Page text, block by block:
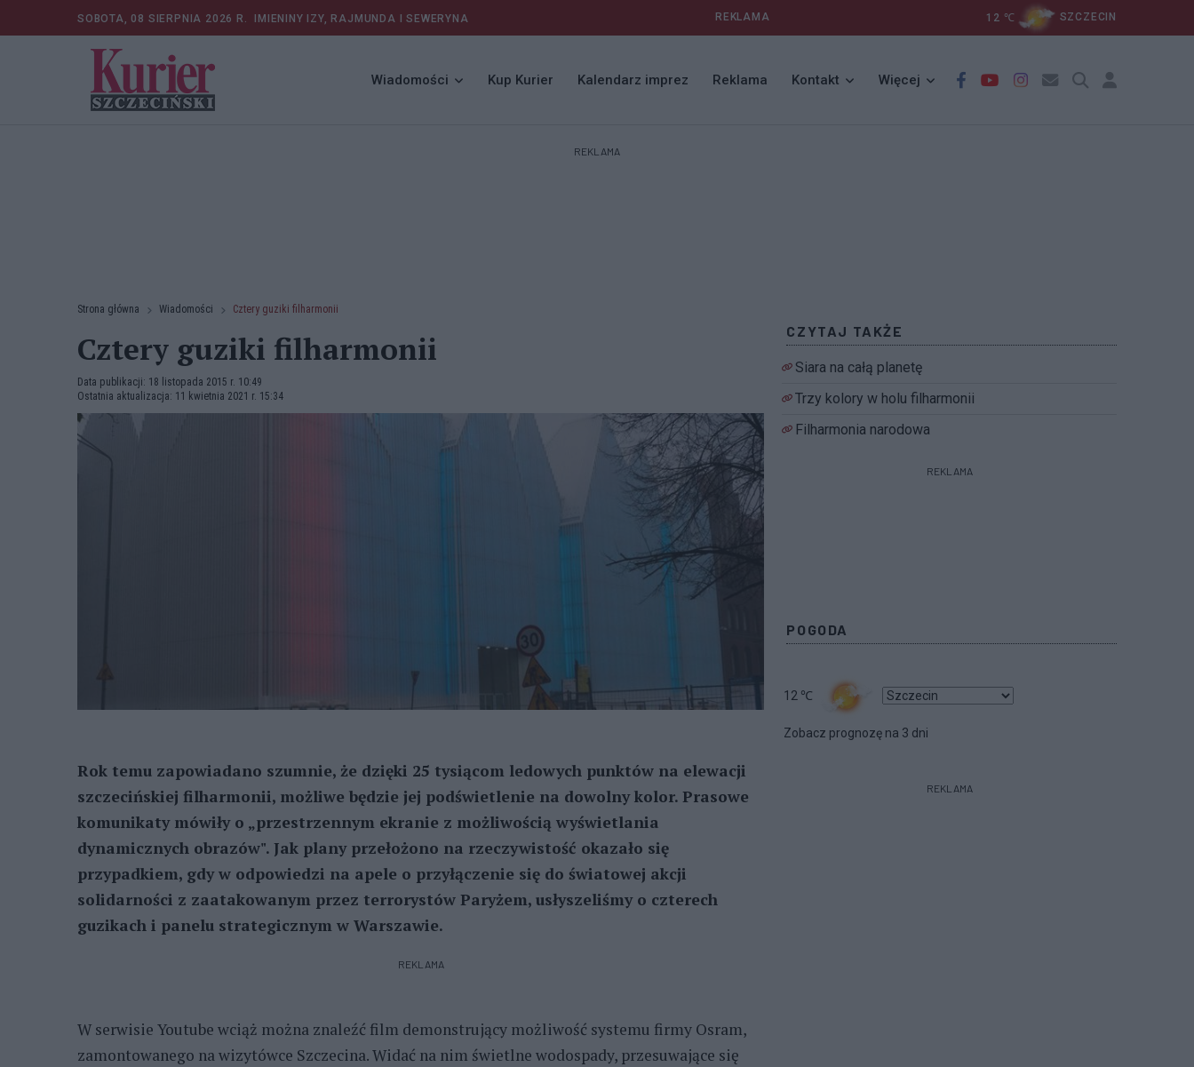
SOBOTA, 08 SIERPNIA 2026 R. IMIENINY IZY, RAJMUNDA I SEWERYNA REKLAMA 12 ℃ SZCZECIN
Wiadomości Kup Kurier Kalendarz imprez Reklama Kontakt Więcej
REKLAMA
Strona główna Wiadomości Cztery guziki filharmonii
Cztery guziki filharmonii
Data publikacji: 18 listopada 2015 r. 10:49
Ostatnia aktualizacja: 11 kwietnia 2021 r. 15:34
Rok temu zapowiadano szumnie, że dzięki 25 tysiącom ledowych punktów na elewacji
szczecińskiej filharmonii, możliwe będzie jej podświetlenie na dowolny kolor. Prasowe
komunikaty mówiły o „przestrzennym ekranie z możliwością wyświetlania
dynamicznych obrazów". Jak plany przełożono na rzeczywistość okazało się
przypadkiem, gdy w odpowiedzi na apele o przyłączenie się do światowej akcji
solidarności z zaatakowanym przez terrorystów Paryżem, usłyszeliśmy o czterech
guzikach i panelu strategicznym w Warszawie.
REKLAMA
W serwisie Youtube wciąż można znaleźć film demonstrujący możliwość systemu firmy Osram,
zamontowanego na wizytówce Szczecina. Widać na nim świetlne wodospady, przesuwające się
CZYTAJ TAKŻE
Siara na całą planetę
Trzy kolory w holu filharmonii
Filharmonia narodowa
REKLAMA
POGODA
12 ℃
Zobacz prognozę na 3 dni
REKLAMA